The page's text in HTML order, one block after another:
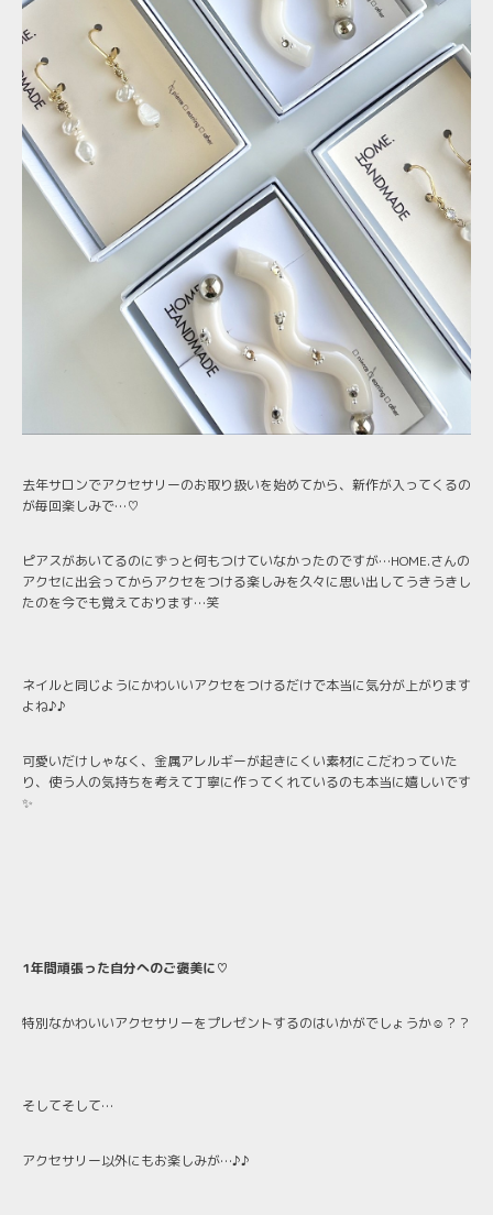
去年サロンでアクセサリーのお取り扱いを始めてから、新作が入ってくるの
が毎回楽しみで…♡
ピアスがあいてるのにずっと何もつけていなかったのですが…HOME.さんの
アクセに出会ってからアクセをつける楽しみを久々に思い出してうきうきし
たのを今でも覚えております…笑
ネイルと同じようにかわいいアクセをつけるだけで本当に気分が上がります
よね♪♪
可愛いだけしゃなく、金属アレルギーが起きにくい素材にこだわっていた
り、使う人の気持ちを考えて丁寧に作ってくれているのも本当に嬉しいです
✨
1年間頑張った自分へのご褒美に♡
特別なかわいいアクセサリーをプレゼントするのはいかがでしょうか☺️？？
そしてそして…
アクセサリー以外にもお楽しみが…♪♪